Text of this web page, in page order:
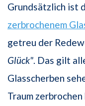
Grundsätzlich ist
zerbrochenem
getreu der
Glück" . Das gilt
Glasscherben
Traum